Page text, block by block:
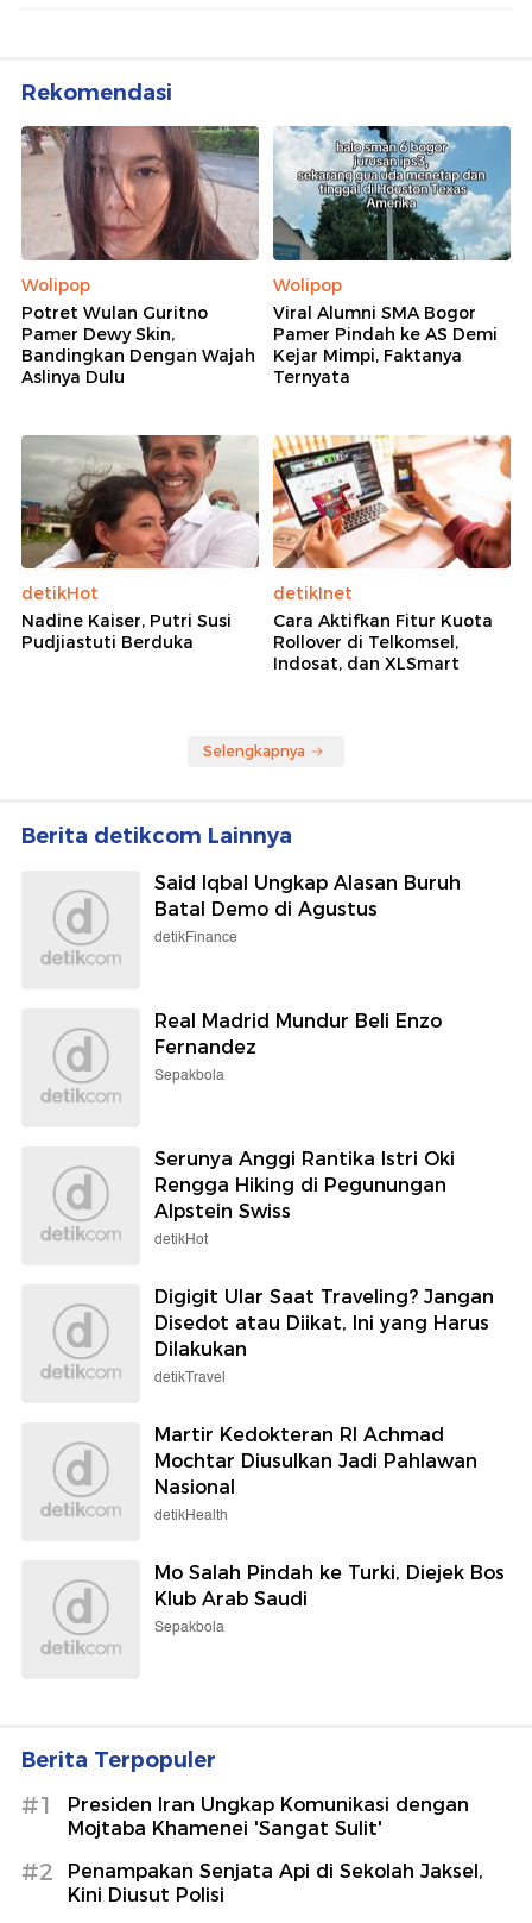
Rekomendasi
Wolipop
Potret Wulan Guritno
Pamer Dewy Skin,
Bandingkan Dengan Wajah
Aslinya Dulu
Wolipop
Viral Alumni SMA Bogor
Pamer Pindah ke AS Demi
Kejar Mimpi, Faktanya
Ternyata
detikHot
Nadine Kaiser, Putri Susi
Pudjiastuti Berduka
detikInet
Cara Aktifkan Fitur Kuota
Rollover di Telkomsel,
Indosat, dan XLSmart
Selengkapnya
Berita detikcom Lainnya
Said Iqbal Ungkap Alasan Buruh
Batal Demo di Agustus
detikFinance
Real Madrid Mundur Beli Enzo
Fernandez
Sepakbola
Serunya Anggi Rantika Istri Oki
Rengga Hiking di Pegunungan
Alpstein Swiss
detikHot
Digigit Ular Saat Traveling? Jangan
Disedot atau Diikat, Ini yang Harus
Dilakukan
detikTravel
Martir Kedokteran RI Achmad
Mochtar Diusulkan Jadi Pahlawan
Nasional
detikHealth
Mo Salah Pindah ke Turki, Diejek Bos
Klub Arab Saudi
Sepakbola
Berita Terpopuler
#1
Presiden Iran Ungkap Komunikasi dengan
Mojtaba Khamenei 'Sangat Sulit'
#2
Penampakan Senjata Api di Sekolah Jaksel,
Kini Diusut Polisi